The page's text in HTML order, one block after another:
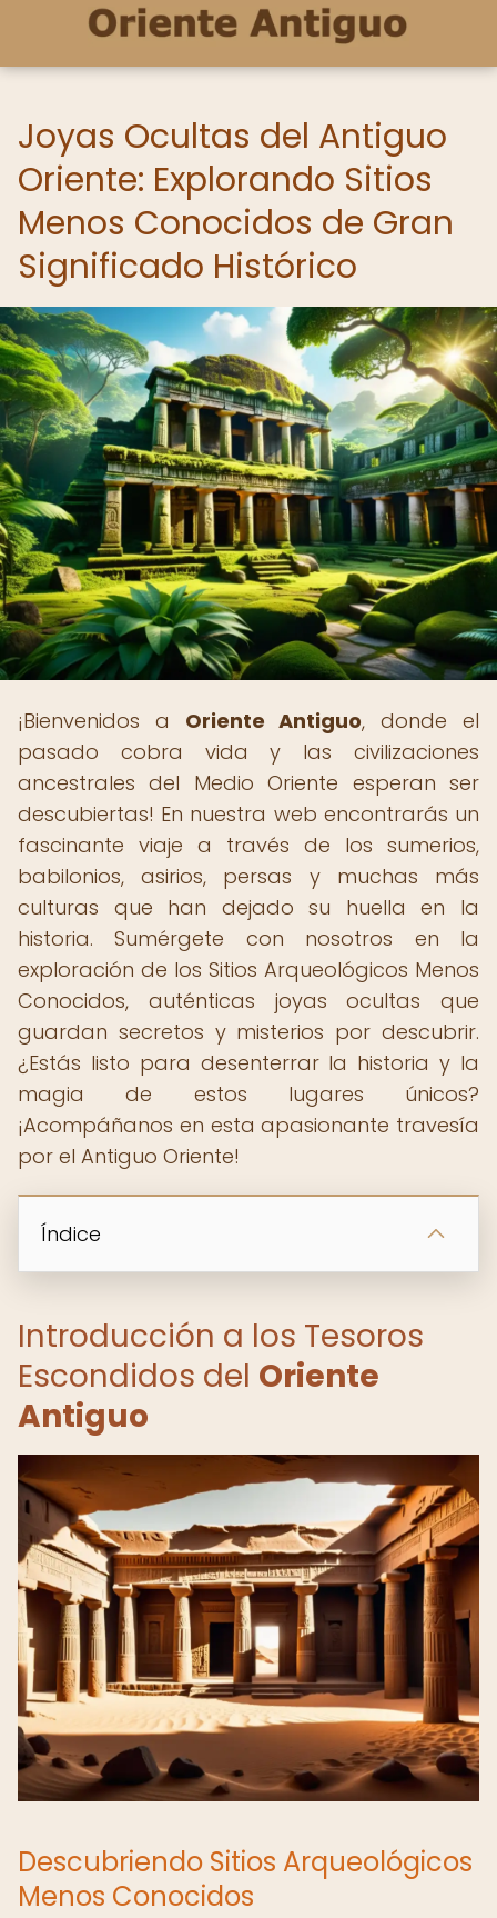
Joyas Ocultas del Antiguo
Oriente: Explorando Sitios
Menos Conocidos de Gran
Significado Histórico
¡Bienvenidos a Oriente Antiguo, donde el
pasado cobra vida y las civilizaciones
ancestrales del Medio Oriente esperan ser
descubiertas! En nuestra web encontrarás un
fascinante viaje a través de los sumerios,
babilonios, asirios, persas y muchas más
culturas que han dejado su huella en la
historia. Sumérgete con nosotros en la
exploración de los Sitios Arqueológicos Menos
Conocidos, auténticas joyas ocultas que
guardan secretos y misterios por descubrir.
¿Estás listo para desenterrar la historia y la
magia de estos lugares únicos?
¡Acompáñanos en esta apasionante travesía
por el Antiguo Oriente!
Índice
Introducción a los Tesoros
Escondidos del Oriente
Antiguo
Descubriendo Sitios Arqueológicos
Menos Conocidos